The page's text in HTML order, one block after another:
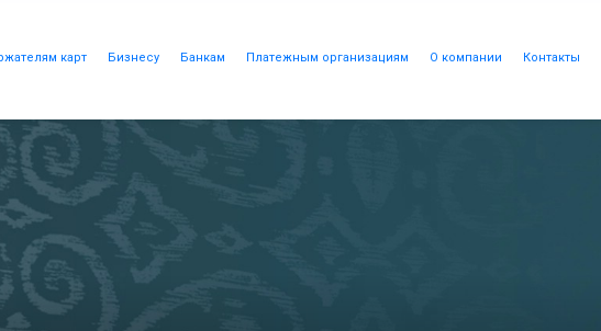
карт Бизнесу Банкам Платежным организациям О компании Контакты